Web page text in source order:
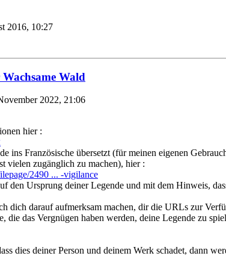
2016, 10:27
Wald
2022, 21:06
hier :
ins Französische übersetzt (für meinen eigenen
vielen zugänglich zu machen), hier :
2490 ... -vigilance
den Ursprung deiner Legende und mit dem Hinweis,
dich darauf aufmerksam machen, dir die URLs zur
die das Vergnügen haben werden, deine Legende zu
dies deiner Person und deinem Werk schadet, dann